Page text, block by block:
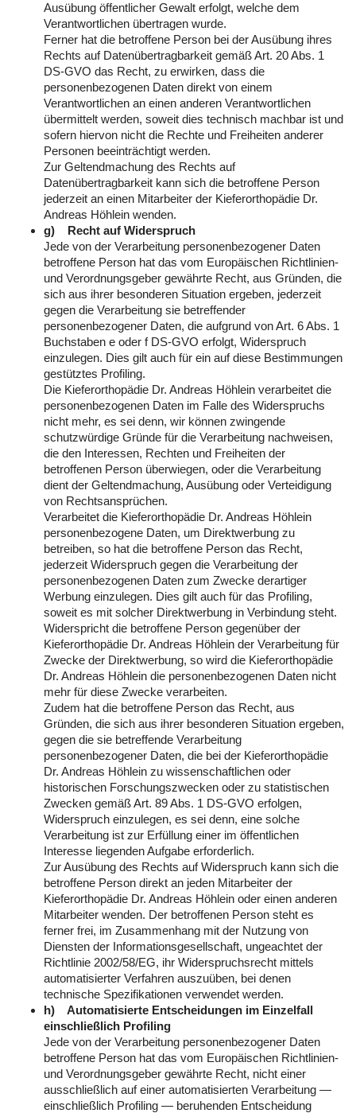
Ausübung öffentlicher Gewalt erfolgt, welche dem
Verantwortlichen übertragen wurde.
Ferner hat die betroffene Person bei der Ausübung ihres
Rechts auf Datenübertragbarkeit gemäß Art. 20 Abs. 1
DS-GVO das Recht, zu erwirken, dass die
personenbezogenen Daten direkt von einem
Verantwortlichen an einen anderen Verantwortlichen
übermittelt werden, soweit dies technisch machbar ist und
sofern hiervon nicht die Rechte und Freiheiten anderer
Personen beeinträchtigt werden.
Zur Geltendmachung des Rechts auf
Datenübertragbarkeit kann sich die betroffene Person
jederzeit an einen Mitarbeiter der Kieferorthopädie Dr.
Andreas Höhlein wenden.
g) Recht auf Widerspruch
Jede von der Verarbeitung personenbezogener Daten
betroffene Person hat das vom Europäischen Richtlinien-
und Verordnungsgeber gewährte Recht, aus Gründen, die
sich aus ihrer besonderen Situation ergeben, jederzeit
gegen die Verarbeitung sie betreffender
personenbezogener Daten, die aufgrund von Art. 6 Abs. 1
Buchstaben e oder f DS-GVO erfolgt, Widerspruch
einzulegen. Dies gilt auch für ein auf diese Bestimmungen
gestütztes Profiling.
Die Kieferorthopädie Dr. Andreas Höhlein verarbeitet die
personenbezogenen Daten im Falle des Widerspruchs
nicht mehr, es sei denn, wir können zwingende
schutzwürdige Gründe für die Verarbeitung nachweisen,
die den Interessen, Rechten und Freiheiten der
betroffenen Person überwiegen, oder die Verarbeitung
dient der Geltendmachung, Ausübung oder Verteidigung
von Rechtsansprüchen.
Verarbeitet die Kieferorthopädie Dr. Andreas Höhlein
personenbezogene Daten, um Direktwerbung zu
betreiben, so hat die betroffene Person das Recht,
jederzeit Widerspruch gegen die Verarbeitung der
personenbezogenen Daten zum Zwecke derartiger
Werbung einzulegen. Dies gilt auch für das Profiling,
soweit es mit solcher Direktwerbung in Verbindung steht.
Widerspricht die betroffene Person gegenüber der
Kieferorthopädie Dr. Andreas Höhlein der Verarbeitung für
Zwecke der Direktwerbung, so wird die Kieferorthopädie
Dr. Andreas Höhlein die personenbezogenen Daten nicht
mehr für diese Zwecke verarbeiten.
Zudem hat die betroffene Person das Recht, aus
Gründen, die sich aus ihrer besonderen Situation ergeben,
gegen die sie betreffende Verarbeitung
personenbezogener Daten, die bei der Kieferorthopädie
Dr. Andreas Höhlein zu wissenschaftlichen oder
historischen Forschungszwecken oder zu statistischen
Zwecken gemäß Art. 89 Abs. 1 DS-GVO erfolgen,
Widerspruch einzulegen, es sei denn, eine solche
Verarbeitung ist zur Erfüllung einer im öffentlichen
Interesse liegenden Aufgabe erforderlich.
Zur Ausübung des Rechts auf Widerspruch kann sich die
betroffene Person direkt an jeden Mitarbeiter der
Kieferorthopädie Dr. Andreas Höhlein oder einen anderen
Mitarbeiter wenden. Der betroffenen Person steht es
ferner frei, im Zusammenhang mit der Nutzung von
Diensten der Informationsgesellschaft, ungeachtet der
Richtlinie 2002/58/EG, ihr Widerspruchsrecht mittels
automatisierter Verfahren auszuüben, bei denen
technische Spezifikationen verwendet werden.
h) Automatisierte Entscheidungen im Einzelfall
einschließlich Profiling
Jede von der Verarbeitung personenbezogener Daten
betroffene Person hat das vom Europäischen Richtlinien-
und Verordnungsgeber gewährte Recht, nicht einer
ausschließlich auf einer automatisierten Verarbeitung —
einschließlich Profiling — beruhenden Entscheidung